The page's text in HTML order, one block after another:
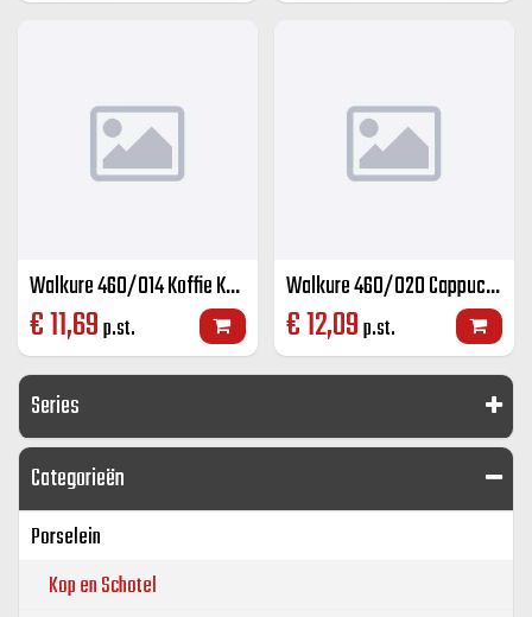
Series
Categorieën
Porselein
Kop en Schotel
Walkure 460/014 Koffie K+S kleur 14 cl
€11,69p.st.
Walkure 460/020 Cappuccino K+S kleur 20 cl
€12,09p.st.